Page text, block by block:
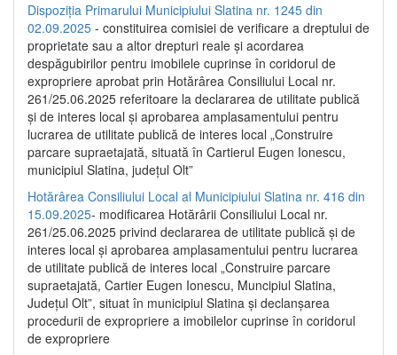
Dispoziția Primarului Municipiului Slatina nr. 1245 din
02.09.2025 - constituirea comisiei de verificare a dreptului de
proprietate sau a altor drepturi reale și acordarea
despăgubirilor pentru imobilele cuprinse în coridorul de
expropriere aprobat prin Hotărârea Consiliului Local nr.
261/25.06.2025 referitoare la declararea de utilitate publică
și de interes local și aprobarea amplasamentului pentru
lucrarea de utilitate publică de interes local „Construire
parcare supraetajată, situată în Cartierul Eugen Ionescu,
municipiul Slatina, județul Olt”
Hotărârea Consiliului Local al Municipiului Slatina nr. 416 din
15.09.2025- modificarea Hotărârii Consiliului Local nr.
261/25.06.2025 privind declararea de utilitate publică și de
interes local și aprobarea amplasamentului pentru lucrarea
de utilitate publică de interes local „Construire parcare
supraetajată, Cartier Eugen Ionescu, Muncipiul Slatina,
Județul Olt”, situat în municipiul Slatina și declanșarea
procedurii de expropriere a imobilelor cuprinse în coridorul
de expropriere